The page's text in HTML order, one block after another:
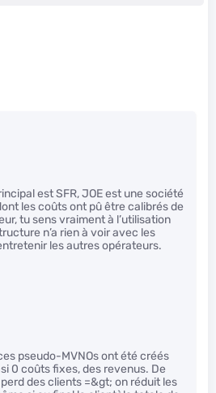
est SFR, JOE est une société
les coûts ont pû être calibrés de
tu sens vraiment à l’utilisation
n’a rien à voir avec les
les autres opérateurs.
pseudo-MVNOs ont été créés
0 coûts fixes, des revenus. De
des clients =&gt; on réduit les